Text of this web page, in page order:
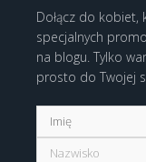
Dołącz do
specjalnych
na blogu. Tylko
prosto do Twojej